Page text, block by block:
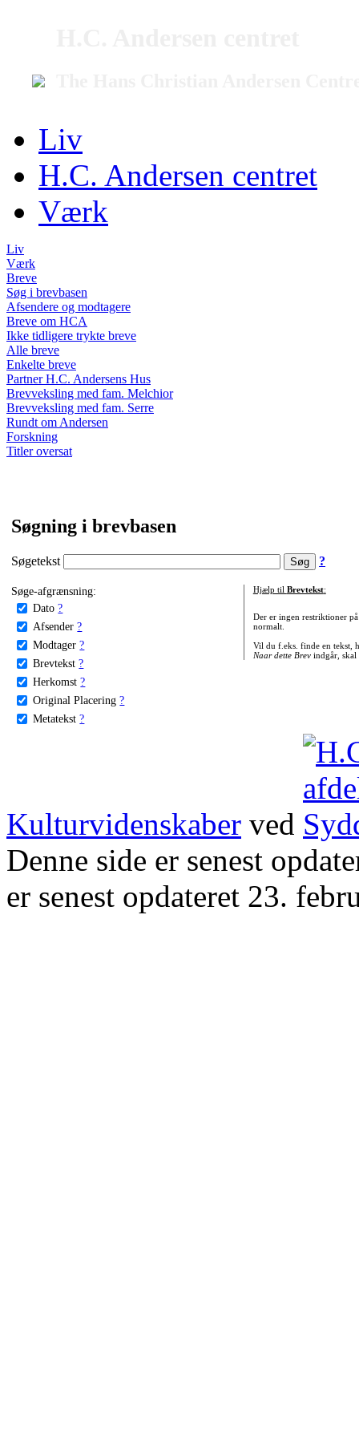
Liv
H.C. Andersen centret
Værk
Liv
Værk
Breve
Søg i brevbasen
Afsendere og modtagere
Breve om HCA
Ikke tidligere trykte breve
Alle breve
Enkelte breve
Partner H.C. Andersens Hus
Brevveksling med fam. Melchior
Brevveksling med fam. Serre
Rundt om Andersen
Forskning
Titler oversat
Søgning i brevbasen
Søgetekst ?
Søge-afgrænsning:
Dato ?
Afsender ?
Modtager ?
Brevtekst ?
Herkomst ?
Original Placering ?
Metatekst ?
Hjælp til Brevtekst:
Der er ingen restriktioner
normalt.
Vil du f.eks. finde en tekst,
Naar dette Brevindgår, skal
Kulturvidenskaber ved
Denne side er senest
er senest opdateret 23.